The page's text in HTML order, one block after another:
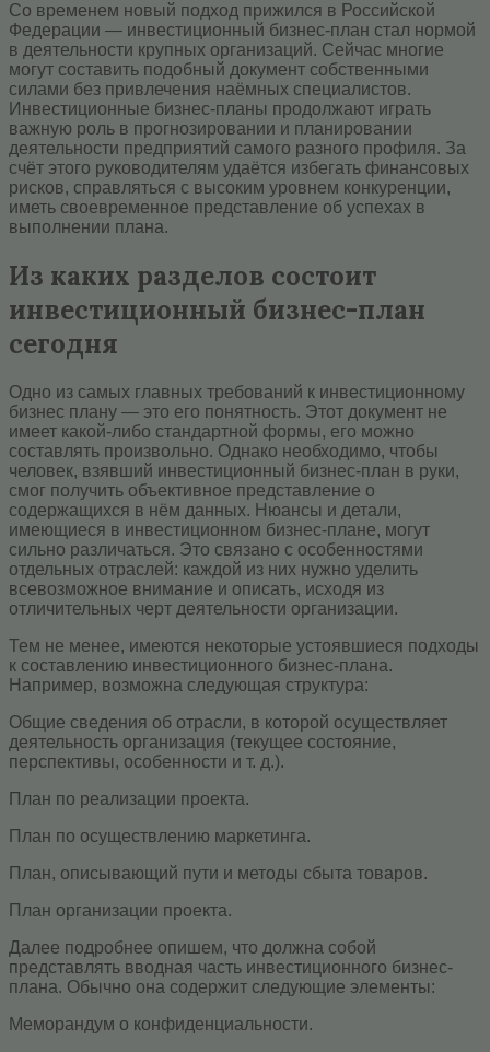
Со временем новый подход прижился в Российской
Федерации — инвестиционный бизнес-план стал нормой
в деятельности крупных организаций. Сейчас многие
могут составить подобный документ собственными
силами без привлечения наёмных специалистов.
Инвестиционные бизнес-планы продолжают играть
важную роль в прогнозировании и планировании
деятельности предприятий самого разного профиля. За
счёт этого руководителям удаётся избегать финансовых
рисков, справляться с высоким уровнем конкуренции,
иметь своевременное представление об успехах в
выполнении плана.
Из каких разделов состоит
инвестиционный бизнес-план
сегодня
Одно из самых главных требований к инвестиционному
бизнес плану — это его понятность. Этот документ не
имеет какой-либо стандартной формы, его можно
составлять произвольно. Однако необходимо, чтобы
человек, взявший инвестиционный бизнес-план в руки,
смог получить объективное представление о
содержащихся в нём данных. Нюансы и детали,
имеющиеся в инвестиционном бизнес-плане, могут
сильно различаться. Это связано с особенностями
отдельных отраслей: каждой из них нужно уделить
всевозможное внимание и описать, исходя из
отличительных черт деятельности организации.
Тем не менее, имеются некоторые устоявшиеся подходы
к составлению инвестиционного бизнес-плана.
Например, возможна следующая структура:
Общие сведения об отрасли, в которой осуществляет
деятельность организация (текущее состояние,
перспективы, особенности и т. д.).
План по реализации проекта.
План по осуществлению маркетинга.
План, описывающий пути и методы сбыта товаров.
План организации проекта.
Далее подробнее опишем, что должна собой
представлять вводная часть инвестиционного бизнес-
плана. Обычно она содержит следующие элементы:
Меморандум о конфиденциальности.